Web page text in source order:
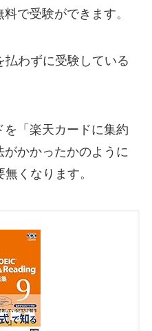
で受験ができます。
わずに受験している
「楽天カードに集約
かかったかのように
くなります。